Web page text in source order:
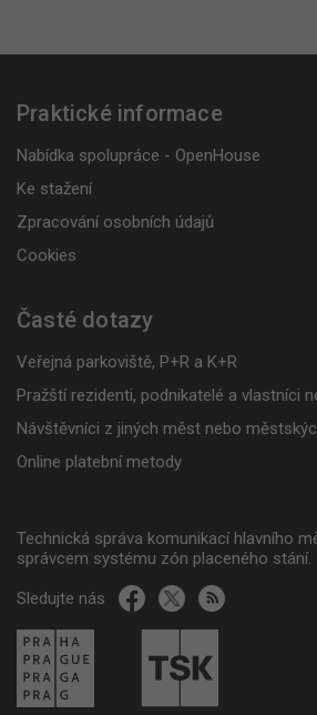
Praktické informace
Nabídka spolupráce - OpenHouse
Ke stažení
Zpracování osobních údajů
Cookies
Časté dotazy
Veřejná parkoviště, P+R a K+R
Pražští rezidenti, podnikatelé a vlastníci
Návštěvníci z jiných měst nebo
Online platební metody
Technická správa komunikací hlavního
správcem systému zón placeného stání.
Sledujte nás